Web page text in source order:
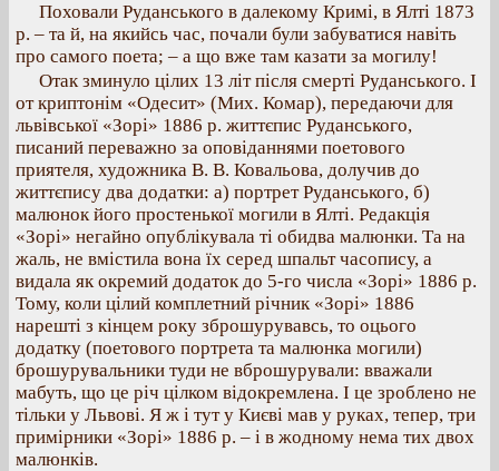
Поховали Руданського в далекому Кримі, в Ялті 1873
р. – та й, на якийсь час, почали були забуватися навіть
про самого поета; – а що вже там казати за могилу!
Отак зминуло цілих 13 літ після смерті Руданського. І
от криптонім «Одесит» (Мих. Комар), передаючи для
львівської «Зорі» 1886 р. життєпис Руданського,
писаний переважно за оповіданнями поетового
приятеля, художника В. В. Ковальова, долучив до
життєпису два додатки: а) портрет Руданського, б)
малюнок його простенької могили в Ялті. Редакція
«Зорі» негайно опублікувала ті обидва малюнки. Та на
жаль, не вмістила вона їх серед шпальт часопису, а
видала як окремий додаток до 5-го числа «Зорі» 1886 р.
Тому, коли цілий комплетний річник «Зорі» 1886
нарешті з кінцем року зброшурувавсь, то оцього
додатку (поетового портрета та малюнка могили)
брошурувальники туди не вброшурували: вважали
мабуть, що це річ цілком відокремлена. І це зроблено не
тільки у Львові. Я ж і тут у Києві мав у руках, тепер, три
примірники «Зорі» 1886 р. – і в жодному нема тих двох
малюнків.